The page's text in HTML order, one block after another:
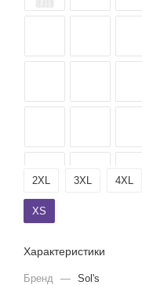
2XL 3XL 4XL
XS
Характеристики
Бренд — Sol's